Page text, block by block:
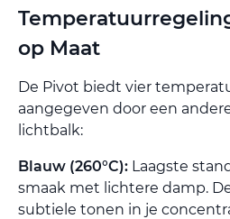
op Maat
De Pivot biedt vier
aangegeven door een
lichtbalk:
Blauw (260°C): Laagste
smaak met lichtere damp.
subtiele tonen in je